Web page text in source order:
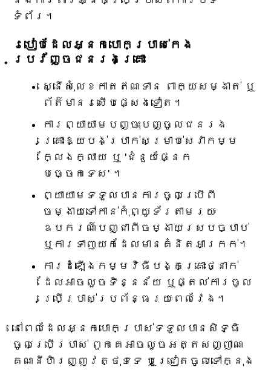
ទំព័រ។
របៀបដែលអ្នកបោកប្រាស់កេង
ប្រវ័ញ្ចជនរងគ្រោះ
ស្នើសុំលេខកាតឥណទាន ពាក្យសម្ងាត់ ឬ
ព័ត៌មានរសើបផ្សេងទៀត។
ការព្យាយាមបញ្ចុះបញ្ចូលជនរង
គ្រោះឱ្យបង់ប្រាក់សម្រាប់សេវាកម្ម
ក្លែងក្លាយ ឬ 'ជំនួយផ្នែក
បច្ចេកទេស' ។
ព្យាយាមទទួលបានការចូលប្រើពី
ចម្ងាយទៅកាន់កុំព្យូទ័រតាមរយៈ
ឧបករណ៍បញ្ជាពីចម្ងាយស្របច្បាប់
ឬការទាញយកដែលមានគំនិតអាក្រក់។
ការដំឡើងកម្មវិធីបង្កគ្រោះថ្នាក់
ដែលអាចលួចទិន្នន័យ ឬផ្តល់ការចូល
ប្រើប្រាស់ប្រព័ន្ធរយៈពេលវែង។
នៅពេលដែលអ្នកបោកប្រាស់ទទួលបានសិទ្ធិ
ចូលប្រើប្រាស់ ពួកគេអាចលួចអត្តសញ្ញាណ
គណនីហិរញ្ញវត្ថុទទេ ឬជ្រៀតចូលទៅក្នុង